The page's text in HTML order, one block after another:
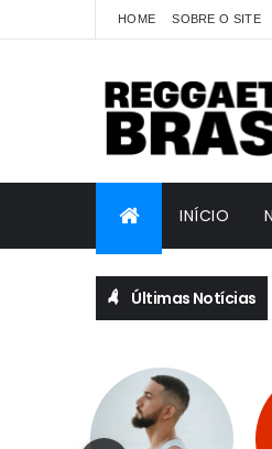
HOME SOBRE O SITE
INÍCIO
Últimas Notícias
EQUILIBRIVM: emoção,